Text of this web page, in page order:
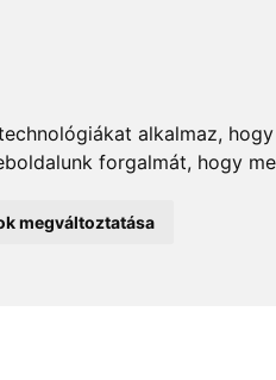
alkalmaz,
forgalmát, hogy
megváltoztatása